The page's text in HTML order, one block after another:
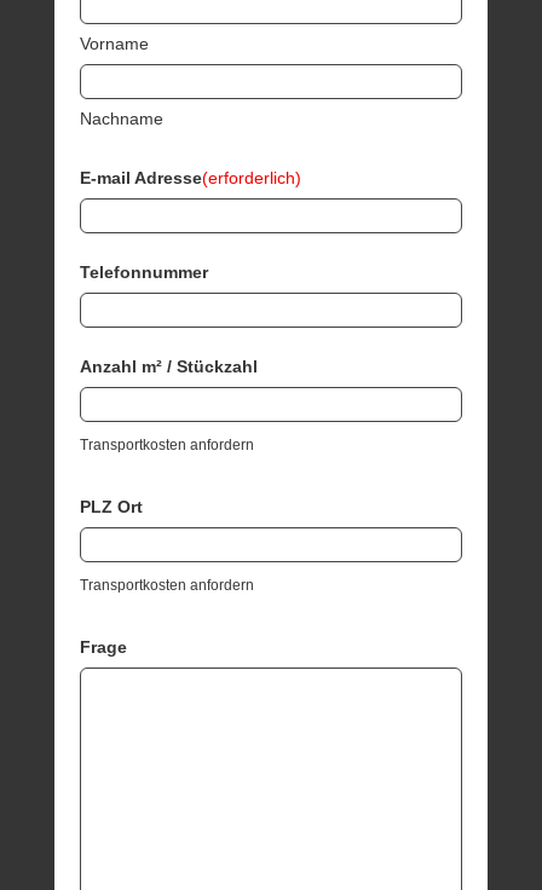
Vorname
Nachname
E-mail Adresse(erforderlich)
Telefonnummer
Anzahl m² / Stückzahl
Transportkosten anfordern
PLZ Ort
Transportkosten anfordern
Frage